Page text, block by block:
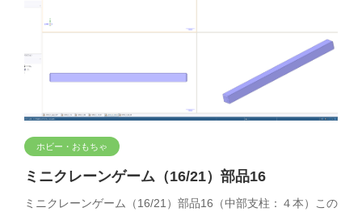
ホビー・おもちゃ
ミニクレーンゲーム（16/21）部品16
ミニクレーンゲーム（16/21）部品16（中部支柱：４本）この